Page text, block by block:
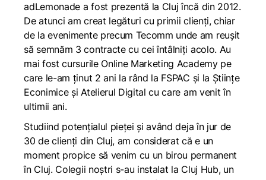
adLemonade a fost prezentă la Cluj încă din 2012.
De atunci am creat legături cu primii clienți, chiar
de la evenimente precum Tecomm unde am reușit
să semnăm 3 contracte cu cei întâlniți acolo. Au
mai fost cursurile Online Marketing Academy pe
care le-am ținut 2 ani la rând la FSPAC și la Științe
Econimice și Atelierul Digital cu care am venit în
ultimii ani.
Studiind potențialul pieței și având deja în jur de
30 de clienți din Cluj, am considerat că e un
moment propice să venim cu un birou permanent
în Cluj. Colegii noștri s-au instalat la Cluj Hub, un